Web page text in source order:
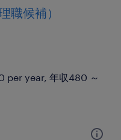
職候補）
year, 年収480 ～